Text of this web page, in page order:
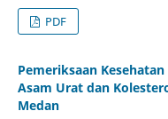
PDF
Pemeriksaan
Asam Urat dan
Medan